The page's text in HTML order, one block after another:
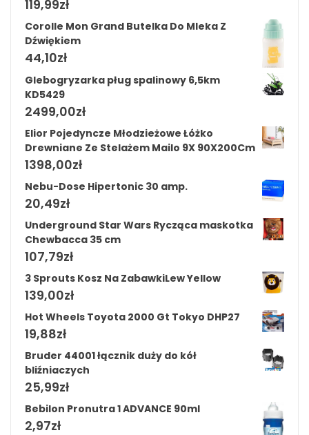
119,99zł
Corolle Mon Grand Butelka Do Mleka Z
Dźwiękiem
44,10zł
Glebogryzarka pług spalinowy 6,5km
KD5429
2499,00zł
Elior Pojedyncze Młodzieżowe Łóżko
Drewniane Ze Stelażem Mailo 9X 90X200Cm
1398,00zł
Nebu-Dose Hipertonic 30 amp.
20,49zł
Underground Star Wars Rycząca maskotka
Chewbacca 35 cm
107,79zł
3 Sprouts Kosz Na ZabawkiLew Yellow
139,00zł
Hot Wheels Toyota 2000 Gt Tokyo DHP27
19,88zł
Bruder 44001 łącznik duży do kół
bliźniaczych
25,99zł
Bebilon Pronutra 1 ADVANCE 90ml
2,97zł